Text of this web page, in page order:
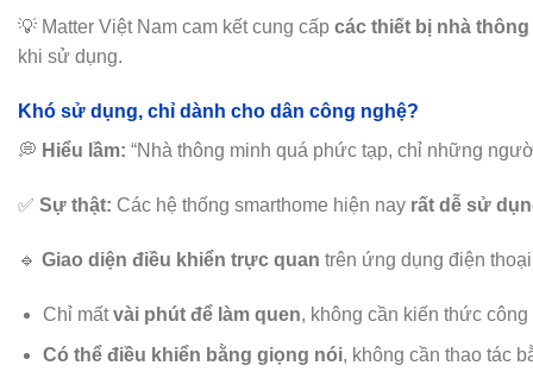
💡 Matter Việt Nam cam kết cung cấp các thiết bị nhà
khi sử dụng.
Khó sử dụng, chỉ dành cho dân công nghệ?
💭 Hiểu lầm: “Nhà thông minh quá phức tạp, chỉ những
✅ Sự thật: Các hệ thống smarthome hiện nay rất dễ sử
🔹 Giao diện điều khiển trực quan trên ứng dụng điện
Chỉ mấtvài phút để làm quen, không cần kiến thức
Có thể điều khiển bằng giọng nói, không cần thao tác